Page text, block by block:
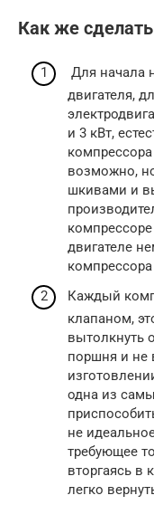
Как же
Для начала
двигателя,
и 3 кВт,
возможно,
шкивами и
двигателе
Каждый
клапаном,
вытолкнуть
поршня и не
одна из
не
требующее
вторгаясь в
легко